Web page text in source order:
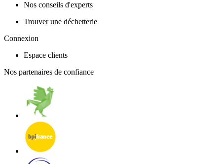
Nos conseils d'experts
Trouver une déchetterie
Connexion
Espace clients
Nos partenaires de confiance